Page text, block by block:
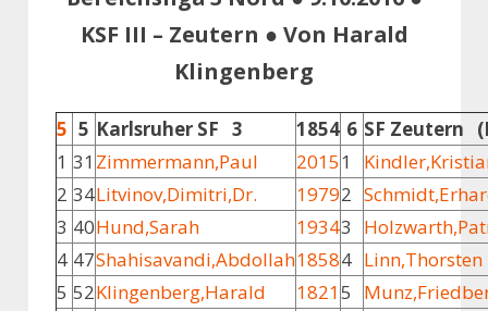
KSF III – Zeutern ● Von Harald
Klingenberg
5 5 Karlsruher SF 3 1854 6 SF Zeutern
1 31 Zimmermann,Paul 20151
2 34Litvinov,Dimitri,Dr. 19792
3 40Hund,Sarah 19343
4 47Shahisavandi,Abdollah18584 Linn,Thorsten
5 52Klingenberg,Harald 18215